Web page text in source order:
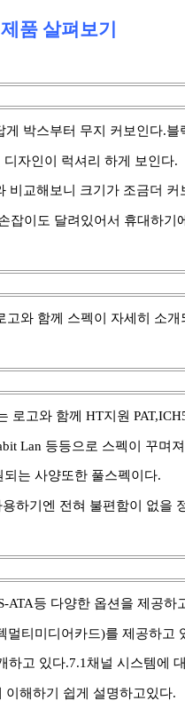
제품 살펴보기
게 박스부터 무지 커보인다.블
디자인이 럭셔리 하게 보인다.
비교해보니 크기가 조금더 커
잡이도 달려있어서 휴대하기
고와 함께 스펙이 자세히 소개
로고와 함께 HT지원
Lan 등등으로 스펙이 꾸며
되는 사양또한 풀스펙이다.
하기엔 전혀 불편함이 없을
ATA등 다양한 옵션을 제공하
멀티미디어카드)를 제공하고
하고 있다.7.1채널 시스템에
이해하기 쉽게 설명하고있다.